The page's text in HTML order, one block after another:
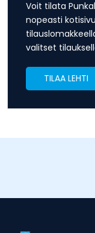
Voit tilata
nopeasti
valitset
TILAA LEHTI